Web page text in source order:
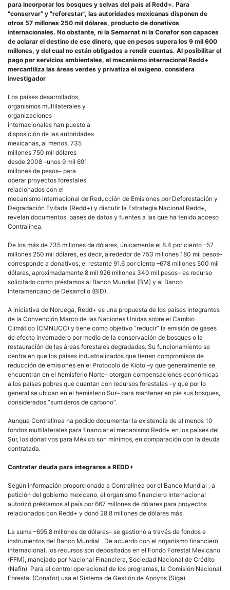
para incorporar los bosques y selvas del país al Redd+. Para
“conservar” y “reforestar”, las autoridades mexicanas disponen de
otros 57 millones 250 mil dólares, producto de donativos
internacionales. No obstante, ni la Semarnat ni la Conafor son capaces
de aclarar el destino de ese dinero, que en pesos supera los 9 mil 600
millones, y del cual no están obligados a rendir cuentas. Al posibilitar el
pago por servicios ambientales, el mecanismo internacional Redd+
mercantiliza las áreas verdes y privatiza el oxígeno, considera
investigador
Los países desarrollados,
organismos multilaterales y organizaciones internacionales han puesto a
disposición de las autoridades mexicanas, al menos, 735 millones 750 mil
dólares desde 2008 –unos 9 mil 691 millones de pesos– para operar
proyectos forestales relacionados con el mecanismo internacional de
Reducción de Emisiones por Deforestación y Degradación Evitada (Redd+)
y discutir la Estrategia Nacional Redd+, revelan documentos, bases de
datos y fuentes a las que ha tenido acceso Contralínea.
De los más de 735 millones de dólares, únicamente el 8.4 por ciento –57
millones 250 mil dólares, es decir, alrededor de 753 millones 180 mil pesos–
corresponde a donativos; el restante 91.6 por ciento –678 millones 500 mil
dólares, aproximadamente 8 mil 926 millones 340 mil pesos– es recurso
solicitado como préstamos al Banco Mundial (BM) y al Banco
Interamericano de Desarrollo (BID).
A iniciativa de Noruega, Redd+ es una propuesta de los países integrantes
de la Convención Marco de las Naciones Unidas sobre el Cambio
Climático (CMNUCC) y tiene como objetivo “reducir” la emisión de gases
de efecto invernadero por medio de la conservación de bosques o la
restauración de las áreas forestales degradadas. Su funcionamiento se
centra en que los países industrializados que tienen compromisos de
encuentran en el hemisferio Norte– otorgan compensaciones económicas
a los países pobres que cuentan con recursos forestales –y que por lo
general se ubican en el hemisferio Sur– para mantener en pie sus bosques,
considerados “sumideros de carbono”.
Aunque Contralínea ha podido documentar la existencia de al menos 10
fondos multilaterales para financiar el mecanismo Redd+ en los países del
Sur, los donativos para México son mínimos, en comparación con la deuda
contratada.
Contratar deuda para integrarse a REDD+
Según información proporcionada a Contralínea por el Banco Mundial , a
petición del gobierno mexicano, el organismo financiero internacional
autorizó préstamos al país por 667 millones de dólares para proyectos
relacionados con Redd+ y donó 28.8 millones de dólares más.
La suma –695.8 millones de dólares– se gestionó a través de fondos e
internacional, los recursos son depositados en el Fondo Forestal Mexicano
(FFM), manejado por Nacional Financiera, Sociedad Nacional de Crédito
(Nafin). Para el control operacional de los programas, la Comisión Nacional
Forestal (Conafor) usa el Sistema de Gestión de Apoyos (Siga).
El primer proyecto con financiamiento del BM involucra 350 millones de
dólares, que corresponden a un préstamo de inversión específica (SIL, por
su sigla en inglés) para bosques y cambio climático.
Informa el Banco Mundial a este semanario que el préstamo es una
operación de inversión a nivel nacional para apoyar al gobierno de México